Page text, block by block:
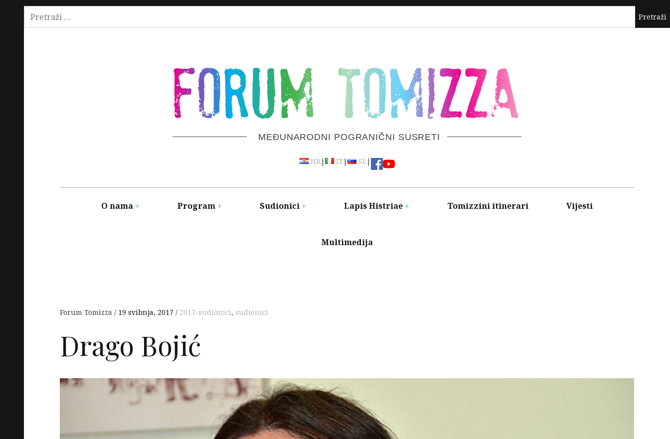
Pretraži:
Skip
FORUM TOMIZZA
MEĐUNARODNI POGRANIČNI SUSRETI
HR| IT | SL|
O nama Program Sudionici Lapis Histriae Tomizzini itinerari Vijesti
Multimedija
Forum Tomizza 19 svibnja, 2017 2017-sudionici, sudionici
Drago Bojić